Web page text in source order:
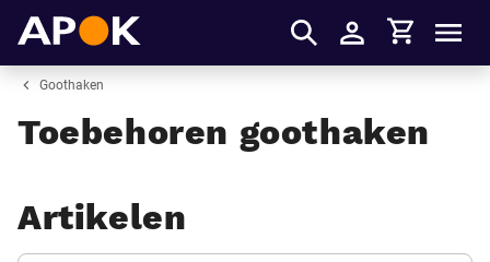
Inloggen
Winkelmandje
Goothaken
Toebehoren goothaken
Artikelen